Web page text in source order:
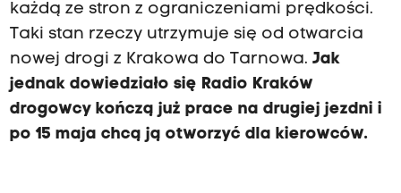
każdą ze stron z ograniczeniami prędkości.
Taki stan rzeczy utrzymuje się od otwarcia
nowej drogi z Krakowa do Tarnowa. Jak
jednak dowiedziało się Radio Kraków
drogowcy kończą już prace na drugiej jezdni i
po 15 maja chcą ją otworzyć dla kierowców.